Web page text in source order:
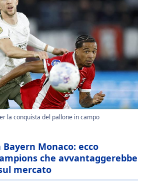
la conquista del pallone in campo
Monaco: ecco
che avvantaggerebbe
mercato